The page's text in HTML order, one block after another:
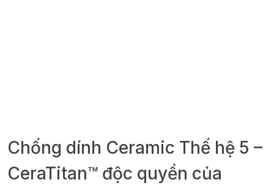
Chống dính Ceramic Thế hệ 5 –
CeraTitan™ độc quyền của